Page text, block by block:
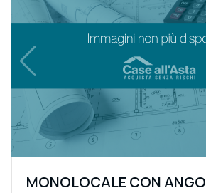
MONOLOCALE CON